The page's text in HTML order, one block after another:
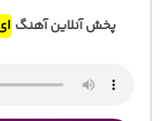
پخش آنلاین آهنگ